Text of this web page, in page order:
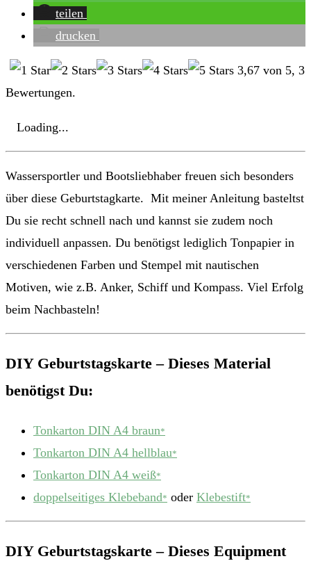
teilen
drucken
3,67 von 5, 3
Bewertungen.
Loading...
Wassersportler und Bootsliebhaber freuen sich besonders
über diese Geburtstagkarte. Mit meiner Anleitung basteltst
Du sie recht schnell nach und kannst sie zudem noch
individuell anpassen. Du benötigst lediglich Tonpapier in
verschiedenen Farben und Stempel mit nautischen
Motiven, wie z.B. Anker, Schiff und Kompass. Viel Erfolg
beim Nachbasteln!
DIY Geburtstagskarte – Dieses Material
benötigst Du:
Tonkarton DIN A4 braun*
Tonkarton DIN A4 hellblau*
Tonkarton DIN A4 weiß*
doppelseitiges Klebeband* oder Klebestift*
DIY Geburtstagskarte – Dieses Equipment